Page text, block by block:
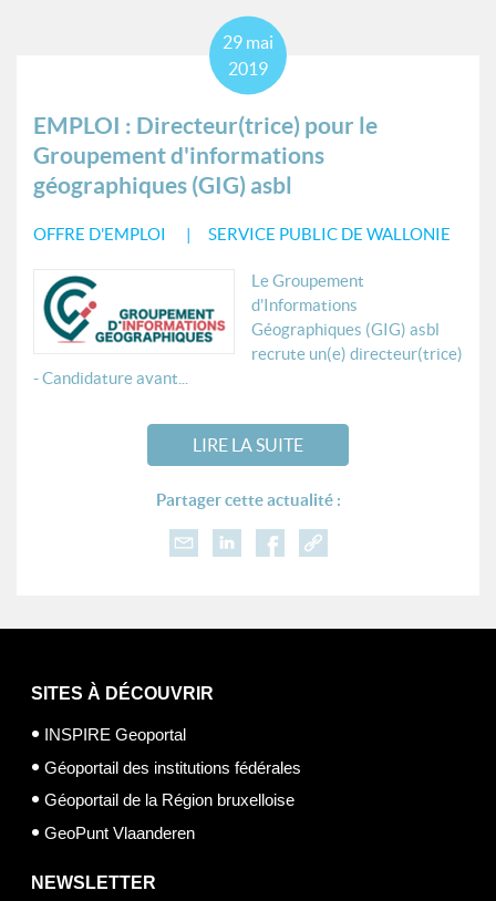
EMPLOI : Directeur(trice) pour le
Groupement d'informations
géographiques (GIG) asbl
OFFRE D'EMPLOI SERVICE PUBLIC DE WALLONIE
29 mai
2019
Le Groupement
d'Informations
Géographiques (GIG) asbl
recrute un(e) directeur(trice)
- Candidature avant...
LIRE LA SUITE
Partager cette actualité :
SITES À DÉCOUVRIR
INSPIRE Geoportal
Géoportail des institutions fédérales
Géoportail de la Région bruxelloise
GeoPunt Vlaanderen
NEWSLETTER